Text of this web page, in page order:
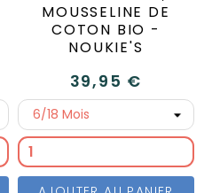
MOUSSELINE DE
COTON BIO -
NOUKIE'S
39,95 €